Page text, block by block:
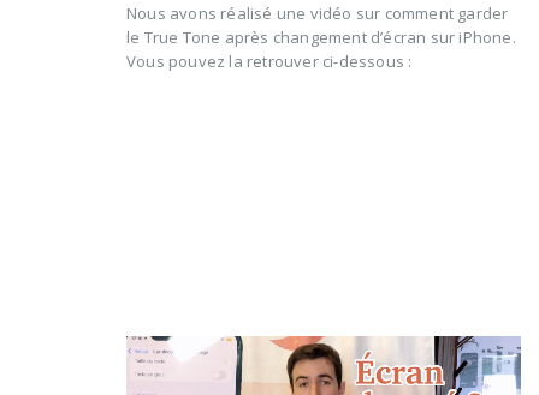
Nous avons réalisé une vidéo sur comment garder
le True Tone après changement d’écran sur iPhone.
Vous pouvez la retrouver ci-dessous :